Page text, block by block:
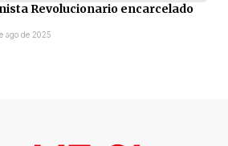
Revolucionario encarcelado
ago de 2025